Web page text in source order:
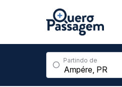
Partindo de